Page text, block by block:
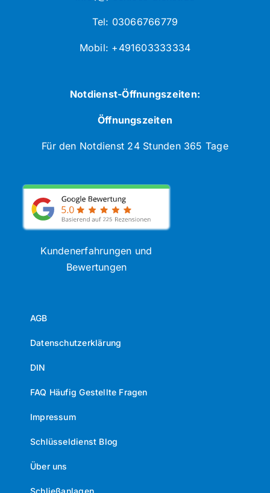
Tel: 03066766779
Mobil: +491603333334
Notdienst-Öffnungszeiten:
Öffnungszeiten
Für den Notdienst 24 Stunden 365 Tage
Kundenerfahrungen und
Bewertungen
AGB
Datenschutzerklärung
DIN
FAQ Häufig Gestellte Fragen
Impressum
Schlüsseldienst Blog
Über uns